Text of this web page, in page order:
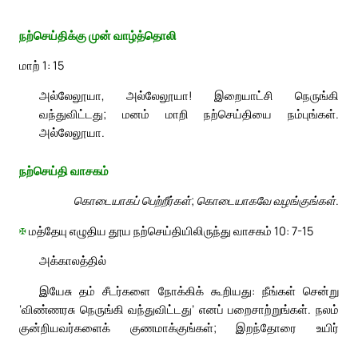
நற்செய்திக்கு முன் வாழ்த்தொலி
மாற் 1: 15
அல்லேலூயா, அல்லேலூயா! இறையாட்சி நெருங்கி
வந்துவிட்டது; மனம் மாறி நற்செய்தியை நம்புங்கள்.
அல்லேலூயா.
நற்செய்தி வாசகம்
கொடையாகப் பெற்றீர்கள்; கொடையாகவே வழங்குங்கள்.
✠மத்தேயு எழுதிய தூய நற்செய்தியிலிருந்து வாசகம் 10: 7-15
அக்காலத்தில்
இயேசு தம் சீடர்களை நோக்கிக் கூறியது: நீங்கள் சென்று
‘விண்ணரசு நெருங்கி வந்துவிட்டது’ எனப் பறைசாற்றுங்கள். நலம்
குன்றியவர்களைக் குணமாக்குங்கள்; இறந்தோரை உயிர்